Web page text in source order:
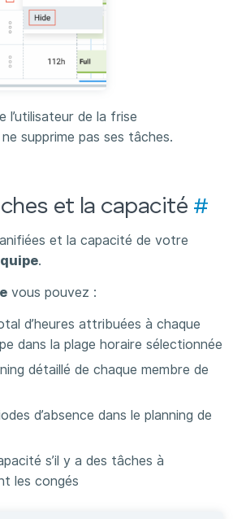
l’utilisateur de la frise
supprime pas ses tâches.
et la capacité #
et la capacité de votre
.
vous pouvez :
d’heures attribuées à chaque
dans la plage horaire sélectionnée
détaillé de chaque membre de
d’absence dans le planning de
s’il y a des tâches à
les congés